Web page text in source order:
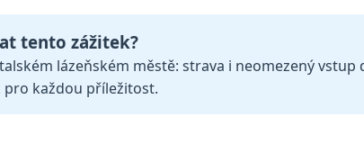
tento zážitek?
lázeňském městě: strava i neomezený
pro každou příležitost.